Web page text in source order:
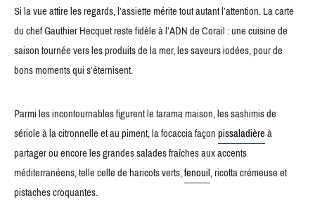
Si la vue attire les regards, l’assiette mérite tout autant l’attention. La carte
du chef Gauthier Hecquet reste fidèle à l’ADN de Corail : une cuisine de
saison tournée vers les produits de la mer, les saveurs iodées, pour de
bons moments qui s’éternisent.
Parmi les incontournables figurent le tarama maison, les sashimis de
sériole à la citronnelle et au piment, la focaccia façonpissaladièreà
partager ou encore les grandes salades fraîches aux accents
méditerranéens, telle celle de haricots verts,fenouil, ricotta crémeuse et
pistaches croquantes.